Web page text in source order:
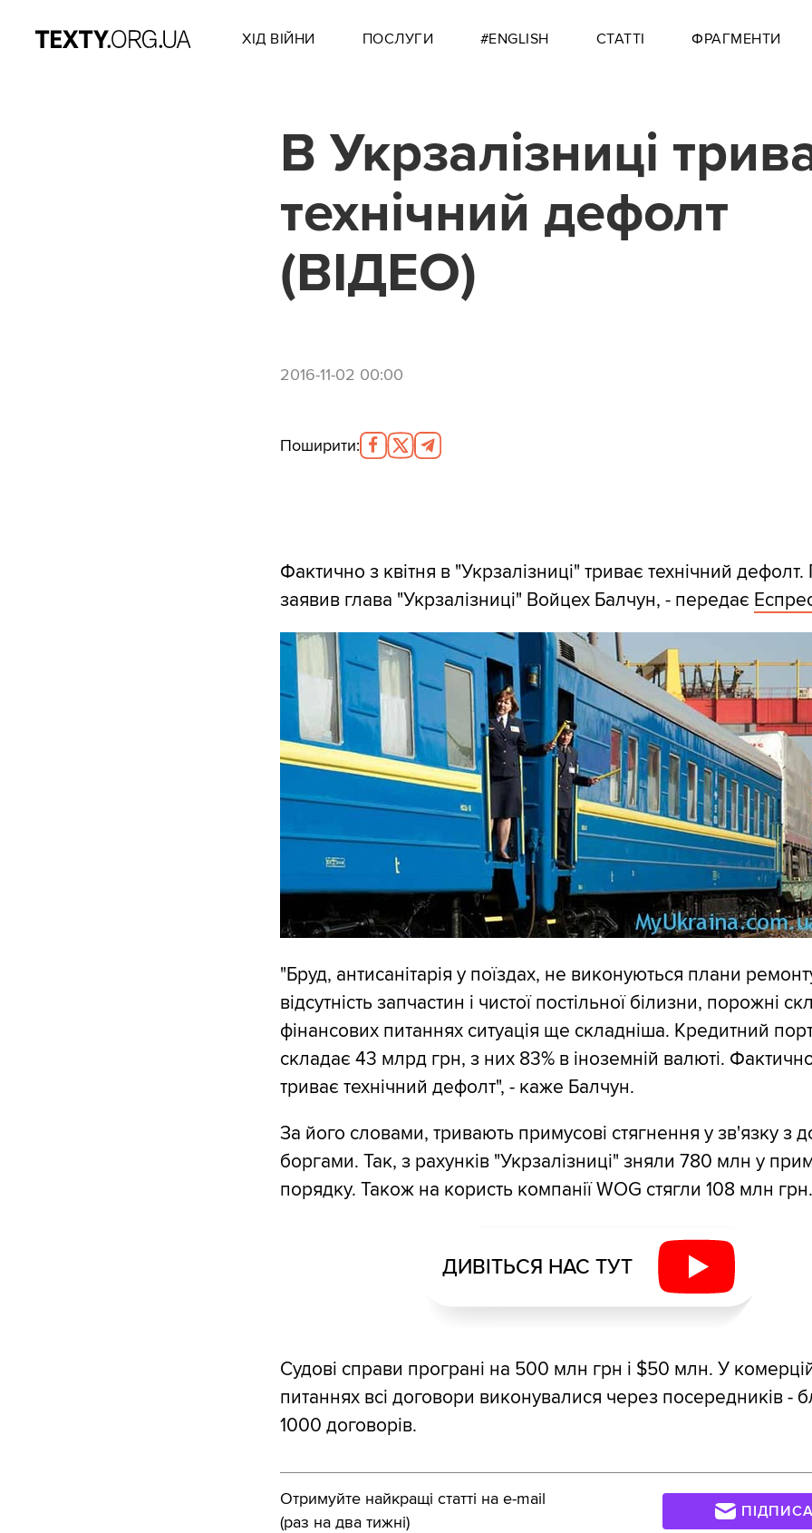
ХІД ВІЙНИ ПОСЛУГИ #ENGLISH СТАТТІ ФРАГМЕНТИ
В Укрзалізниці
технічний дефолт
(ВІДЕО)
2016-11-02 00:00
Поширити:
Фактично з квітня в "Укрзалізниці" триває технічний
заявив глава "Укрзалізниці" Войцех Балчун, - передає
"Бруд, антисанітарія у поїздах, не виконуються плани
відсутність запчастин і чистої постільної білизни, порожні
фінансових питаннях ситуація ще складніша. Кредитний
складає 43 млрд грн, з них 83% в іноземній валюті. Фактично
триває технічний дефолт", - каже Балчун.
За його словами, тривають примусові стягнення у зв'язку з
боргами. Так, з рахунків "Укрзалізниці" зняли 780 млн у
порядку. Також на користь компанії WOG стягли 108 млн грн.
ДИВІТЬСЯ НАС ТУТ
Судові справи програні на 500 млн грн і $50 млн. У
питаннях всі договори виконувалися через посередників -
1000 договорів.
Отримуйте найкращі статті на e-mail
(раз на два тижні)